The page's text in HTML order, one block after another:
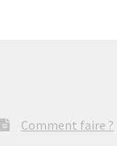
Comment faire ?